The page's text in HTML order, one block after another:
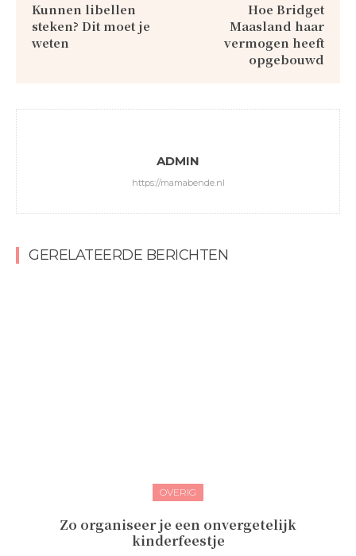
Kunnen libellen
steken? Dit moet je
weten
Hoe Bridget
Maasland haar
vermogen heeft
opgebouwd
ADMIN
https://mamabende.nl
GERELATEERDE BERICHTEN
OVERIG
Zo organiseer je een onvergetelijk
kinderfeestje